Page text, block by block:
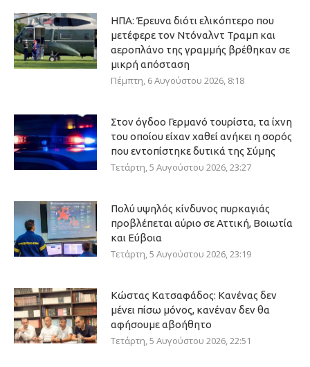
ΗΠΑ: Έρευνα διότι ελικόπτερο που
μετέφερε τον Ντόναλντ Τραμπ και
αεροπλάνο της γραμμής βρέθηκαν σε
μικρή απόσταση
Πέμπτη, 6 Αυγούστου 2026, 8:18
Στον όγδοο Γερμανό τουρίστα, τα ίχνη
του οποίου είχαν χαθεί ανήκει η σορός
που εντοπίστηκε δυτικά της Σύμης
Τετάρτη, 5 Αυγούστου 2026, 23:27
Πολύ υψηλός κίνδυνος πυρκαγιάς
προβλέπεται αύριο σε Αττική, Βοιωτία
και Εύβοια
Τετάρτη, 5 Αυγούστου 2026, 23:19
Κώστας Κατσαφάδος: Κανένας δεν
μένει πίσω μόνος, κανέναν δεν θα
αφήσουμε αβοήθητο
Τετάρτη, 5 Αυγούστου 2026, 22:51